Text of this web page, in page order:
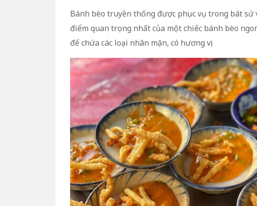
Bánh bèo truyền thống được phục vụ trong bát
điểm quan trọng nhất của một chiếc bánh bèo
để chứa các loại nhân mặn, có hương vị.